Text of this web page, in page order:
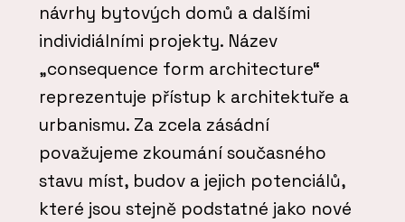
návrhy bytových domů a dalšími
individiálními projekty. Název
„consequence form architecture“
reprezentuje přístup k architektuře a
urbanismu. Za zcela zásádní
považujeme zkoumání současného
stavu míst, budov a jejich potenciálů,
které jsou stejně podstatné jako nové